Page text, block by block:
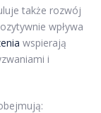
także rozwój
wpływa
wspierają
i